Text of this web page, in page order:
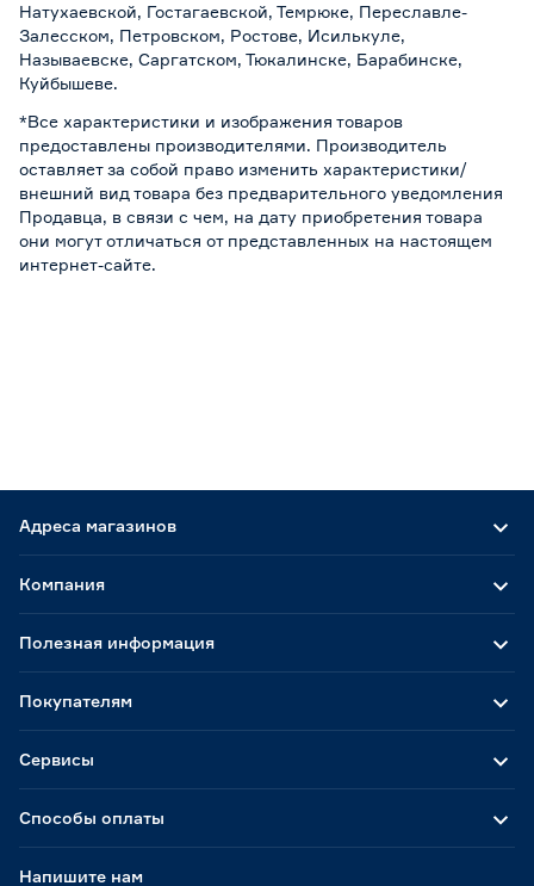
Натухаевской, Гостагаевской, Темрюке, Переславле-
Залесском, Петровском, Ростове, Исилькуле,
Называевске, Саргатском, Тюкалинске, Барабинске,
Куйбышеве.
*Все характеристики и изображения товаров
предоставлены производителями. Производитель
оставляет за собой право изменить характеристики/
внешний вид товара без предварительного уведомления
Продавца, в связи с чем, на дату приобретения товара
они могут отличаться от представленных на настоящем
интернет-сайте.
Адреса магазинов
Способы оплаты
Компания
Полезная информация
Покупателям
Сервисы
Напишите нам